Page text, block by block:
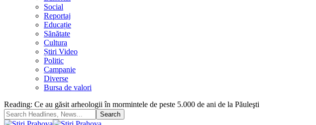
Social
Reportaj
Educație
Sănătate
Cultura
Știri Video
Politic
Campanie
Diverse
Bursa de valori
Reading: Ce au găsit arheologii în mormintele de peste 5.000 de ani de la Păuleşti